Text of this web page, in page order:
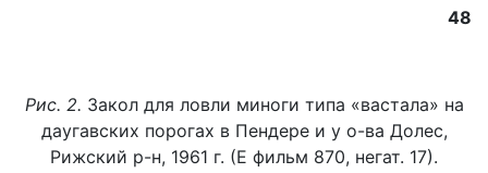
48
Рис. 2. Закол для ловли миноги типа «вастала» на
даугавских порогах в Пендере и у о-ва Долес,
Рижский р-н, 1961 г. (Е фильм 870, негат. 17).